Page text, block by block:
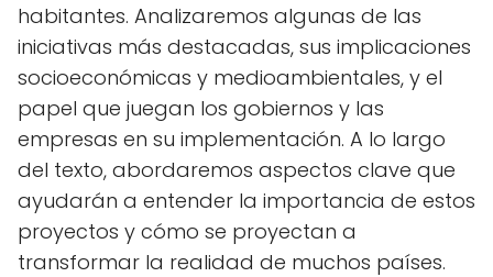
habitantes. Analizaremos algunas de las
iniciativas más destacadas, sus implicaciones
socioeconómicas y medioambientales, y el
papel que juegan los gobiernos y las
empresas en su implementación. A lo largo
del texto, abordaremos aspectos clave que
ayudarán a entender la importancia de estos
proyectos y cómo se proyectan a
transformar la realidad de muchos países.